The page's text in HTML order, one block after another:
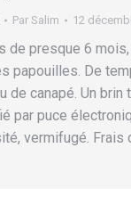
Par Salim 12
de presque 6 mois,
papouilles. De
de canapé. Un brin
par puce
vermifugé. Frais